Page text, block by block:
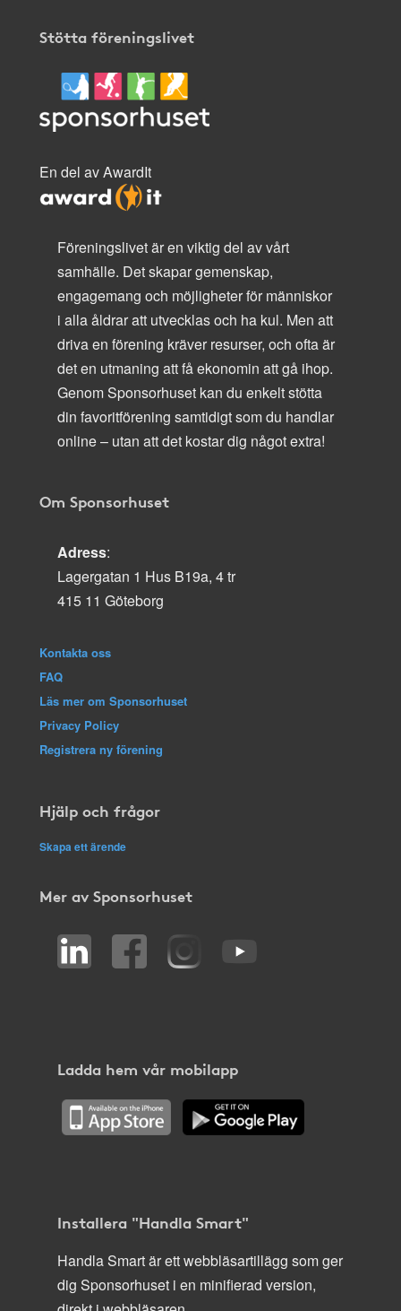
Stötta föreningslivet
En del av AwardIt
Föreningslivet är en viktig del av vårt
samhälle. Det skapar gemenskap,
engagemang och möjligheter för människor
i alla åldrar att utvecklas och ha kul. Men att
driva en förening kräver resurser, och ofta är
det en utmaning att få ekonomin att gå ihop.
Genom Sponsorhuset kan du enkelt stötta
din favoritförening samtidigt som du handlar
online – utan att det kostar dig något extra!
Om Sponsorhuset
Adress:
Lagergatan 1 Hus B19a, 4 tr
415 11 Göteborg
Kontakta oss
FAQ
Läs mer om Sponsorhuset
Privacy Policy
Registrera ny förening
Hjälp och frågor
Skapa ett ärende
Mer av Sponsorhuset
Ladda hem vår mobilapp
Installera "Handla Smart"
Handla Smart är ett webbläsartillägg som ger
dig Sponsorhuset i en minifierad version,